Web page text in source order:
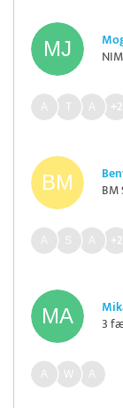
+2
BM
+2
3